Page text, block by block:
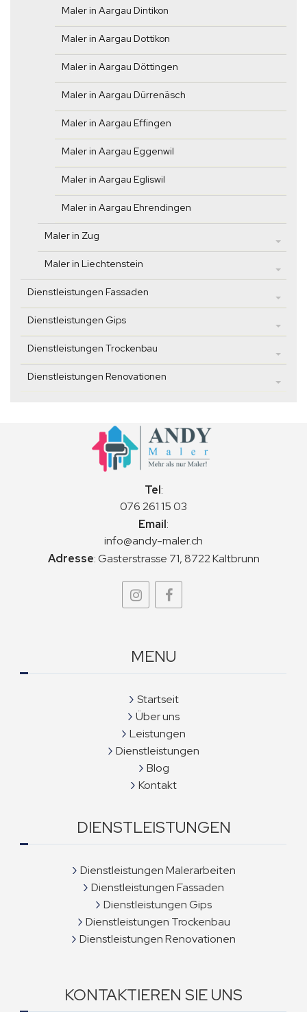
Maler in Aargau Dintikon
Maler in Aargau Dottikon
Maler in Aargau Döttingen
Maler in Aargau Dürrenäsch
Maler in Aargau Effingen
Maler in Aargau Eggenwil
Maler in Aargau Egliswil
Maler in Aargau Ehrendingen
Maler in Zug
Maler in Liechtenstein
Dienstleistungen Fassaden
Dienstleistungen Gips
Dienstleistungen Trockenbau
Dienstleistungen Renovationen
Tel:
076 261 15 03
Email:
info@andy-maler.ch
Adresse:Gasterstrasse 71, 8722 Kaltbrunn
MENU
Startseit
Über uns
Leistungen
Dienstleistungen
Blog
Kontakt
DIENSTLEISTUNGEN
Dienstleistungen Malerarbeiten
Dienstleistungen Fassaden
Dienstleistungen Gips
Dienstleistungen Trockenbau
Dienstleistungen Renovationen
KONTAKTIEREN SIE UNS